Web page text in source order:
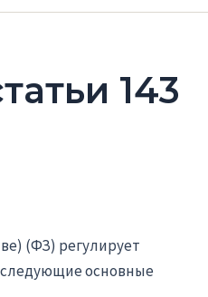
143
(ФЗ) регулирует
следующие основные